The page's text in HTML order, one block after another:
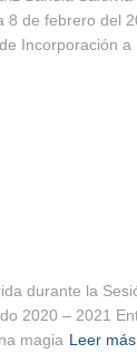
de febrero del
Incorporación
durante la
2020 – 2021
magia Leer